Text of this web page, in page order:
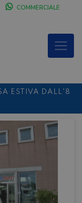
COMMERCIALE
ESTIVA DALL'8
CHIUSI IL
IL 31.08